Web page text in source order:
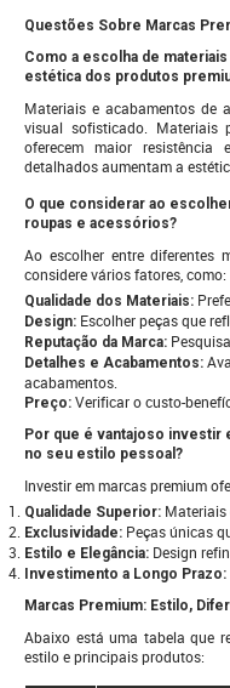
Questões Sobre Marcas
Como a escolha de
estética dos produtos
Materiais e acabamentos de
visual sofisticado. Materiais
oferecem maior resistência
detalhados aumentam a
O que considerar ao
roupas e acessórios?
Ao escolher entre diferentes
considere vários fatores, como:
Qualidade dos Materiais:
Design: Escolher peças que
Reputação da Marca:
Detalhes e Acabamentos:
acabamentos.
Preço: Verificar o custo-
Por que é vantajoso
no seu estilo pessoal?
Investir em marcas premium
Qualidade Superior: Materiais
Exclusividade: Peças únicas
Estilo e Elegância: Design
Investimento a Longo Prazo:
Marcas Premium: Estilo,
Abaixo está uma tabela que
estilo e principais produtos: